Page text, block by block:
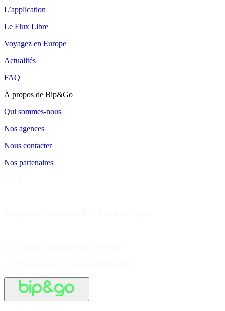
L’application
Le Flux Libre
Voyagez en Europe
Actualités
FAQ
À propos de Bip&Go
Qui sommes-nous
Nos agences
Nous contacter
Nos partenaires
|
|